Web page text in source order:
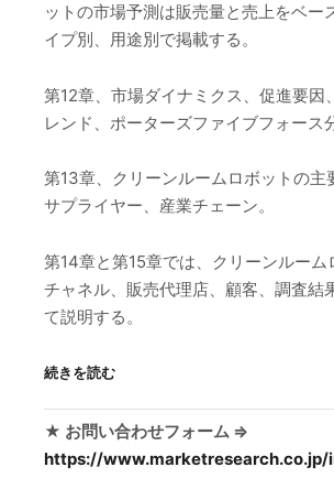
ットの市場予測は販売量と売上をベー
イプ別、用途別で掲載する。
第12章、市場ダイナミクス、促進要因
レンド、ポーターズファイブフォース
第13章、クリーンルームロボットの主
サプライヤー、産業チェーン。
第14章と第15章では、クリーンルーム
チャネル、販売代理店、顧客、調査結
て説明する。
続きを読む
★ お問い合わせフォーム ⇒
https://www.marketresearch.co.jp/